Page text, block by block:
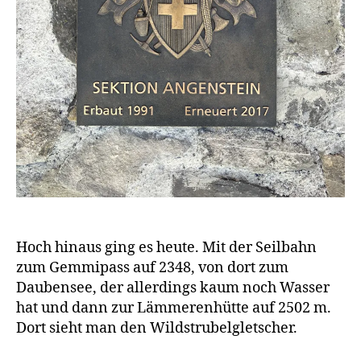
Hoch hinaus ging es heute. Mit der Seilbahn
zum Gemmipass auf 2348, von dort zum
Daubensee, der allerdings kaum noch Wasser
hat und dann zur Lämmerenhütte auf 2502 m.
Dort sieht man den Wildstrubelgletscher.